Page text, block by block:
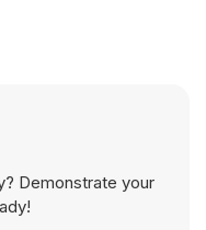
Demonstrate your